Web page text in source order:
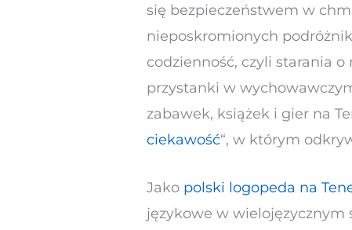
się bezpieczeństwem w
nieposkromionych
codzienność, czyli starania
przystanki w
zabawek, książek i gier na
ciekawość“, w którym
Jako polski logopeda na
językowe w